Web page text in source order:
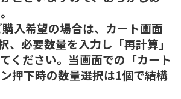
入希望の場合は、カート画面
、必要数量を入力し「再計算」
ください。当画面での「カート
押下時の数量選択は1個で結構